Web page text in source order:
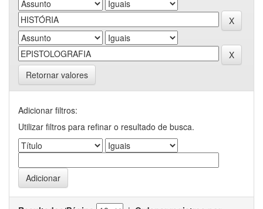
Retornar valores
Adicionar filtros:
Utilizar filtros para refinar o resultado de busca.